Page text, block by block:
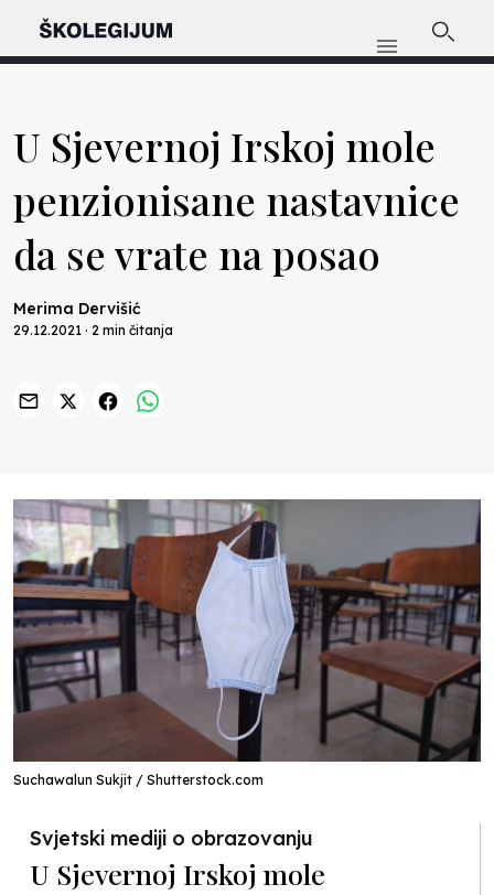
U Sjevernoj Irskoj mole
penzionisane nastavnice
da se vrate na posao
Merima Dervišić
29.12.2021 · 2 min čitanja
Suchawalun Sukjit / Shutterstock.com
Svjetski mediji o obrazovanju
U Sjevernoj Irskoj mole